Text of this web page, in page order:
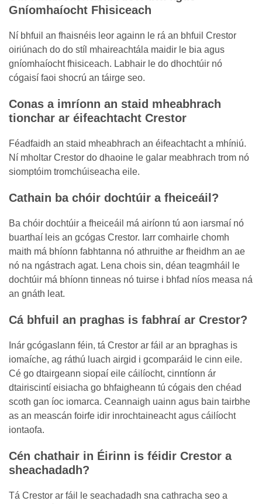
Gníomhaíocht Fhisiceach
Ní bhfuil an fhaisnéis leor againn le rá an bhfuil Crestor
oiriúnach do do stíl mhaireachtála maidir le bia agus
gníomhaíocht fhisiceach. Labhair le do dhochtúir nó
cógaisí faoi shocrú an táirge seo.
Conas a imríonn an staid mheabhrach
tionchar ar éifeachtacht Crestor
Féadfaidh an staid mheabhrach an éifeachtacht a mhíniú.
Ní mholtar Crestor do dhaoine le galar meabhrach trom nó
siomptóim tromchúiseacha eile.
Cathain ba chóir dochtúir a fheiceáil?
Ba chóir dochtúir a fheiceáil má airíonn tú aon iarsmaí nó
buarthaí leis an gcógas Crestor. Iarr comhairle chomh
maith má bhíonn fabhtanna nó athruithe ar fheidhm an ae
nó na ngástrach agat. Lena chois sin, déan teagmháil le
dochtúir má bhíonn tinneas nó tuirse i bhfad níos measa ná
an gnáth leat.
Cá bhfuil an praghas is fabhraí ar Crestor?
Inár gcógaslann féin, tá Crestor ar fáil ar an bpraghas is
iomaíche, ag ráthú luach airgid i gcomparáid le cinn eile.
Cé go dtairgeann siopaí eile cáilíocht, cinntíonn ár
dtairiscintí eisiacha go bhfaigheann tú cógais den chéad
scoth gan íoc iomarca. Ceannaigh uainn agus bain tairbhe
as an meascán foirfe idir inrochtaineacht agus cáilíocht
iontaofa.
Cén chathair in Éirinn is féidir Crestor a
sheachadadh?
Tá Crestor ar fáil le seachadadh sna cathracha seo a